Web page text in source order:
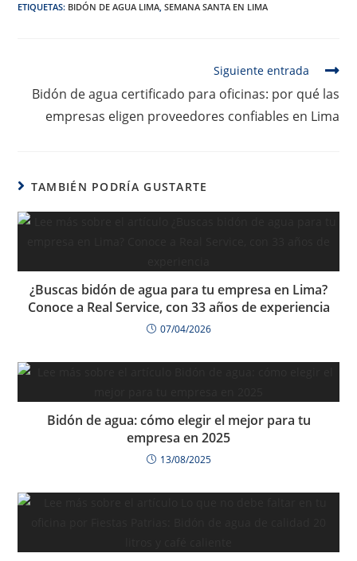
ETIQUETAS: BIDÓN DE AGUA LIMA, SEMANA SANTA EN LIMA
Siguiente entrada
Bidón de agua certificado para oficinas: por qué las
empresas eligen proveedores confiables en Lima
TAMBIÉN PODRÍA GUSTARTE
¿Buscas bidón de agua para tu empresa en Lima?
Conoce a Real Service, con 33 años de experiencia
07/04/2026
Bidón de agua: cómo elegir el mejor para tu
empresa en 2025
13/08/2025